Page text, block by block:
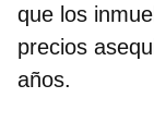
que los
precios
años.